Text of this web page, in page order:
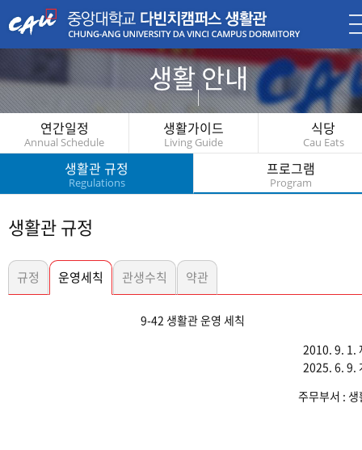
생활 안내
Living
연간일정
Annual Schedule
생활가이드
Living Guide
식당
Cau Eats
생활관 규정
Regulations
프로그램
Program
생활관 규정
규정 운영세칙 관생수칙 약관
9-42 생활관 운영 세칙
2010. 9. 1. 제
2025. 6. 9.
주무부서 : 생